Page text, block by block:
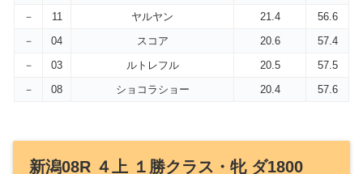
－
11 ヤルヤン 21.4
56.6
－
04 スコア 20.6
57.4
－
03 ルトレフル 20.5
57.5
－
08 ショコラショー 20.4 57.6
新潟08R ４上 １勝クラス・牝 ダ1800